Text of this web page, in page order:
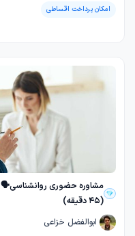
امکان پرداخت اقساطی
مشاوره حضوری
(45 دقیقه)
ابوالفضل خزاعی